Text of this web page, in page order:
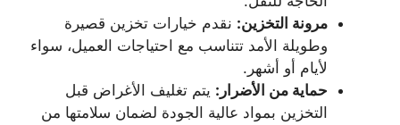
مرونة التخزين: نقدم خيارات تخزين قصيرة
وطويلة الأمد تتناسب مع احتياجات العميل، سواء
لأيام أو أشهر.
حماية من الأضرار: يتم تغليف الأغراض قبل
التخزين بمواد عالية الجودة لضمان سلامتها من